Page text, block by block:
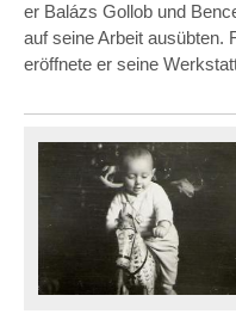
er Balázs Gollob und
auf seine Arbeit ausübten.
eröffnete er seine